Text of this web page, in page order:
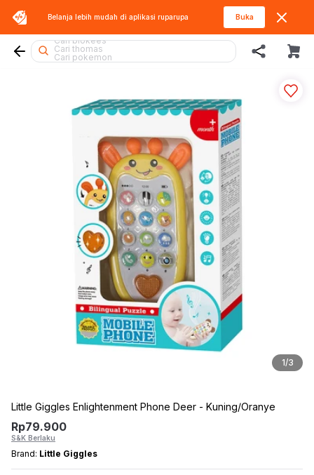
Belanja lebih mudah di aplikasi ruparupa Buka
Cari blokees
Cari thomas
Cari pokemon
Cari kiddy fun
Cari hot wheels
Cari spiderman
Cari lego botanicals
Cari rolife sanrio
Cari fuggler
Cari beyblade
Cari barbie
Cari hello kitty
Cari diecast
Cari gel blaster
Cari miffy
Cari rolife
1/3
Little Giggles Enlightenment Phone Deer - Kuning/Oranye
Rp79.900
S&K Berlaku
Brand: Little Giggles